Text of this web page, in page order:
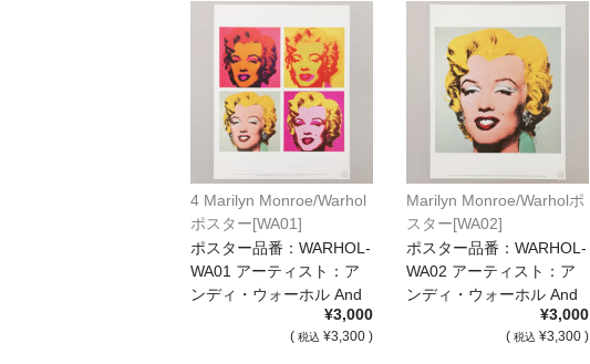
4 Marilyn Monroe/Warhol
ポスター[WA01]
ポスター品番：WARHOL-
WA01 アーティスト：ア
ンディ・ウォーホル And
¥3,000
( 税込 ¥3,300 )
Marilyn Monroe/Warholポ
スター[WA02]
ポスター品番：WARHOL-
WA02 アーティスト：ア
ンディ・ウォーホル And
¥3,000
( 税込 ¥3,300 )